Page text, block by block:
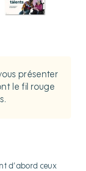
présenter
le fil rouge
d’abord ceux